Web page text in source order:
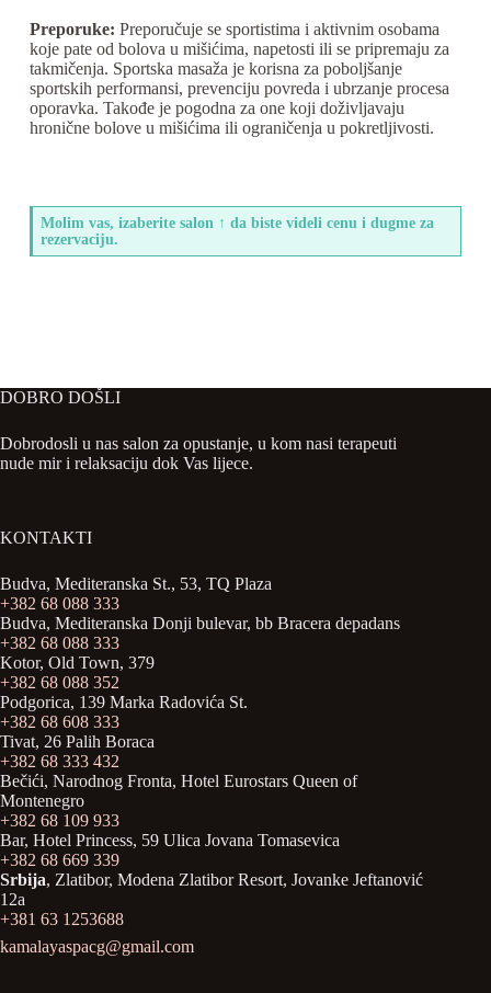
Preporuke: Preporučuje se sportistima i aktivnim osobama
koje pate od bolova u mišićima, napetosti ili se pripremaju za
takmičenja. Sportska masaža je korisna za poboljšanje
sportskih performansi, prevenciju povreda i ubrzanje procesa
oporavka. Takođe je pogodna za one koji doživljavaju
hronične bolove u mišićima ili ograničenja u pokretljivosti.
Molim vas, izaberite salon ↑ da biste videli cenu i dugme za
rezervaciju.
DOBRO DOŠLI
Dobrodosli u nas salon za opustanje, u kom nasi terapeuti
nude mir i relaksaciju dok Vas lijece.
KONTAKTI
Budva, Mediteranska St., 53, TQ Plaza
+382 68 088 333
Budva, Mediteranska Donji bulevar, bb Bracera depadans
+382 68 088 333
Kotor, Old Town, 379
+382 68 088 352
Podgorica, 139 Marka Radovića St.
+382 68 608 333
Tivat, 26 Palih Boraca
+382 68 333 432
Bečići, Narodnog Fronta, Hotel Eurostars Queen of
Montenegro
+382 68 109 933
Bar, Hotel Princess, 59 Ulica Jovana Tomasevica
+382 68 669 339
Srbija, Zlatibor, Modena Zlatibor Resort, Јovanke Jeftanović
12a
+381 63 1253688
kamalayaspacg@gmail.com